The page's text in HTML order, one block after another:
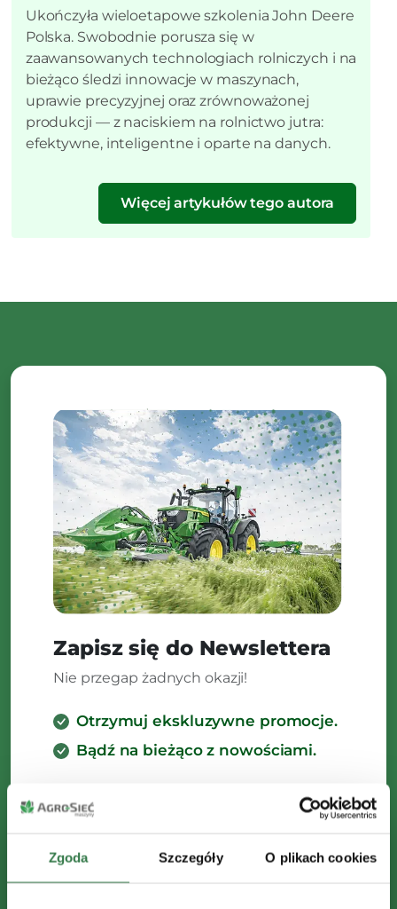
Zgoda Szczegóły O plikach cookies
Ukończyła wieloetapowe szkolenia John Deere
Polska. Swobodnie porusza się w
zaawansowanych technologiach rolniczych i na
bieżąco śledzi innowacje w maszynach,
uprawie precyzyjnej oraz zrównoważonej
produkcji — z naciskiem na rolnictwo jutra:
efektywne, inteligentne i oparte na danych.
Więcej artykułów tego autora
Zapisz się do Newslettera
Nie przegap żadnych okazji!
Otrzymuj ekskluzywne promocje.
Bądź na bieżąco z nowościami.
osobowych jest Agro Sieć Maszyny Sp. z
Magazynowa 2, 86-200 Chełmno. Dane
będą przetwarzane w celu wysyłki